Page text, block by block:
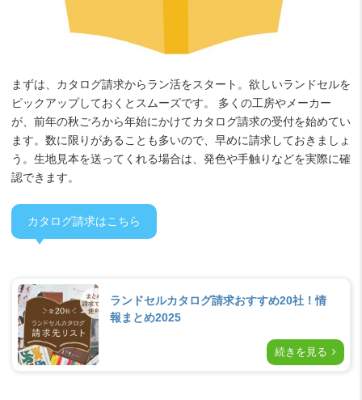
まずは、カタログ請求からラン活をスタート。欲しいランドセルを
ピックアップしておくとスムーズです。 多くの工房やメーカー
が、前年の秋ごろから年始にかけてカタログ請求の受付を始めてい
ます。数に限りがあることも多いので、早めに請求しておきましょ
う。生地見本を送ってくれる場合は、発色や手触りなどを実際に確
認できます。
カタログ請求はこちら
ランドセルカタログ請求おすすめ20社！情
報まとめ2025
続きを見る